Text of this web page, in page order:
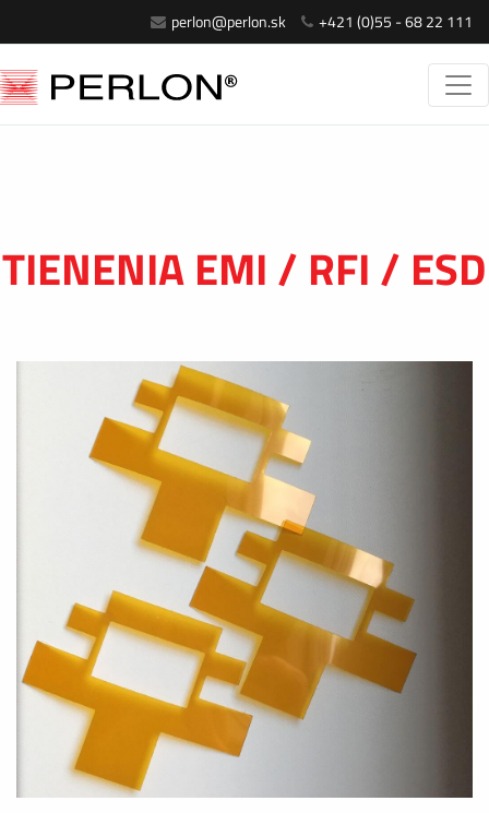
perlon@perlon.sk +421 (0)55 - 68 22 111
TIENENIA EMI / RFI / ESD